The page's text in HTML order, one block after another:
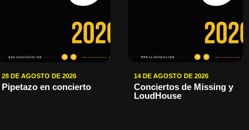
28 DE AGOSTO DE 2026
Pipetazo en concierto
14 DE AGOSTO DE 2026
Conciertos de Missing y
LoudHouse